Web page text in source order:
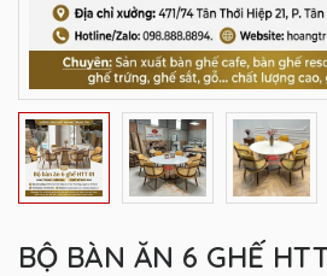
BỘ BÀN ĂN 6 GHẾ